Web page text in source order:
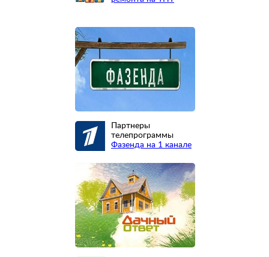
Партнеры
телепрограммы
Фазенда на 1 канале